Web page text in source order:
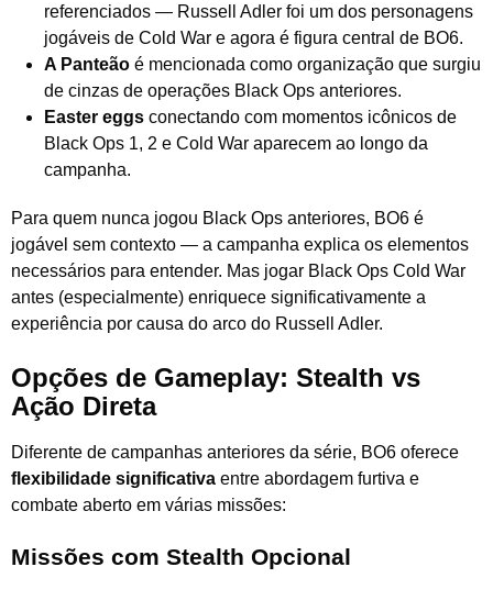
referenciados — Russell Adler foi um dos personagens
jogáveis de Cold War e agora é figura central de BO6.
A Panteão é mencionada como organização que surgiu
de cinzas de operações Black Ops anteriores.
Easter eggs conectando com momentos icônicos de
Black Ops 1, 2 e Cold War aparecem ao longo da
campanha.
Para quem nunca jogou Black Ops anteriores, BO6 é
jogável sem contexto — a campanha explica os elementos
necessários para entender. Mas jogar Black Ops Cold War
antes (especialmente) enriquece significativamente a
experiência por causa do arco do Russell Adler.
Opções de Gameplay: Stealth vs
Ação Direta
Diferente de campanhas anteriores da série, BO6 oferece
flexibilidade significativa entre abordagem furtiva e
combate aberto em várias missões:
Missões com Stealth Opcional